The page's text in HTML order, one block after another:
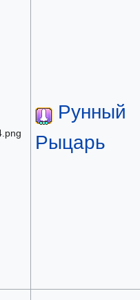
Рунный
Рыцарь